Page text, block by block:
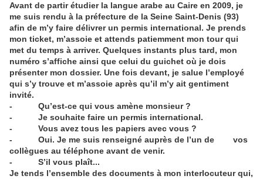
Avant de partir étudier la langue arabe au Caire en 2009, je
me suis rendu à la préfecture de la Seine Saint-Denis (93)
afin de m’y faire délivrer un permis international. Je prends
mon ticket, m’assoie et attends patiemment mon tour qui
met du temps à arriver. Quelques instants plus tard, mon
numéro s’affiche ainsi que celui du guichet où je dois
présenter mon dossier. Une fois devant, je salue l’employé
qui s’y trouve et m’assoie après qu’il m’y ait gentiment
invité.
- Qu’est-ce qui vous amène monsieur ?
- Je souhaite faire un permis international.
- Vous avez tous les papiers avec vous ?
- Oui. Je me suis renseigné auprès de l’un de vos
collègues au téléphone avant de venir.
- S’il vous plaît...
Je tends l’ensemble des documents à mon interlocuteur qui,